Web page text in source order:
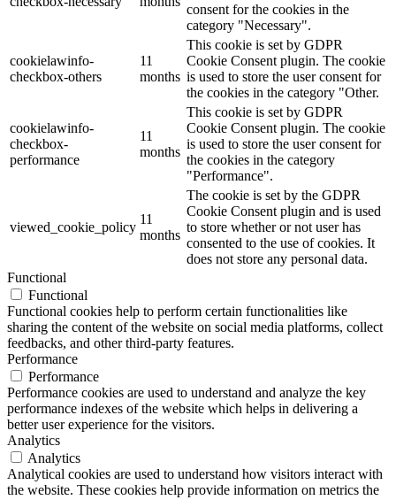
consent for the cookies in the
category "Necessary".
cookielawinfo-
checkbox-others
11
months
This cookie is set by GDPR
Cookie Consent plugin. The cookie
is used to store the user consent for
the cookies in the category "Other.
cookielawinfo-
checkbox-
performance
11
months
This cookie is set by GDPR
Cookie Consent plugin. The cookie
is used to store the user consent for
the cookies in the category
"Performance".
viewed_cookie_policy
11
months
The cookie is set by the GDPR
Cookie Consent plugin and is used
to store whether or not user has
consented to the use of cookies. It
does not store any personal data.
Functional
Functional
Functional cookies help to perform certain functionalities like
sharing the content of the website on social media platforms, collect
feedbacks, and other third-party features.
Performance
Performance
Performance cookies are used to understand and analyze the key
performance indexes of the website which helps in delivering a
better user experience for the visitors.
Analytics
Analytics
Analytical cookies are used to understand how visitors interact with
the website. These cookies help provide information on metrics the